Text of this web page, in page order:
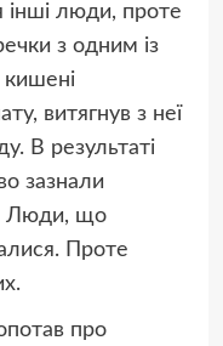
інші люди, проте
з одним із
кишені
витягнув з неї
В результаті
зазнали
Люди, що
Проте
про